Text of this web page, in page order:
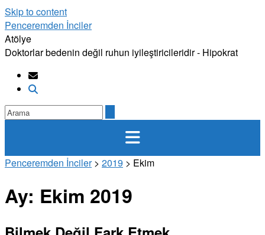
Skip to content
Penceremden İnciler
Atölye
Doktorlar bedenin değil ruhun iyileştiricileridir - Hipokrat
Penceremden İnciler> 2019 > Ekim
Ay: Ekim 2019